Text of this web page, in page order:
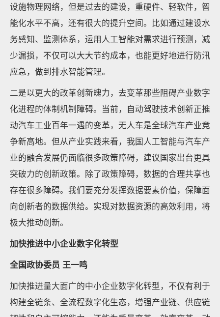
设施物理网络，但是过去的建设，重硬件、轻软件，智
能化水平不高，还有很大的提升空间。比如通过建设水
务感知、监测体系，运用人工智能对需求进行预测，减
少漏损，不仅可以大大节约成本，也能更好地进行防汛
应急，做到排水智能管理。
二是以更大的改革创新魄力，去变革那些阻碍产业数字
化进程的体制机制障碍。当前，自动驾驶技术创新正推
动汽车工业百年一遇的变革，无人车是全球汽车产业竞
争新高地。但从产业实践来看，我国人工智能与汽车产
业的融合发展仍面临很多政策障碍，建议国家出台更具
突破力的创新政策。除了政策障碍，数据的合理共享也
存在很多障碍。我们要充分发挥数据要素价值，保障面
向创新者的数据供给。实现对数据资源的高效利用，将
极大推动创新。
加快推进中小企业数字化转型
全国政协委员 王一鸣
加快推进量大面广的中小企业数字化转型，不仅有利于
构建全链条、全流程数字化生态，增强产业链、供应链